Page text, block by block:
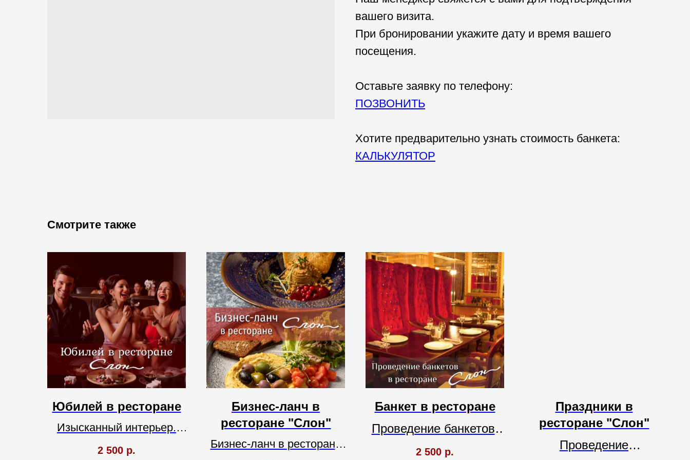
вашего визита.
При бронировании укажите дату и время вашего
посещения.
Оставьте заявку по телефону:
ПОЗВОНИТЬ
Хотите предварительно узнать стоимость банкета:
КАЛЬКУЛЯТОР
Смотрите также
Юбилей в ресторане
Изысканный интерьер.
Европейская кухня. Свои
2 500 р.
Бизнес-ланч в
ресторане "Слон"
Бизнес-ланч в ресторане
Банкет в ресторане
Проведение банкетов.
Изысканный интерьер.
2 500 р.
Праздники в
ресторане "Слон"
Проведение